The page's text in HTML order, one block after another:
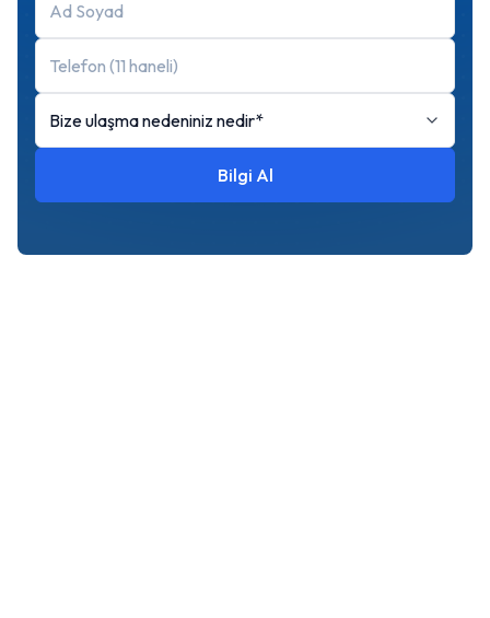
Bize ulaşma nedeniniz nedir*
Bilgi Al